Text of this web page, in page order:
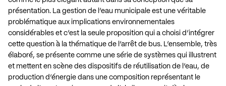
présentation. La gestion de l’eau municipale est une véritable
problématique aux implications environnementales
considérables et c’est la seule proposition qui a choisi d’intégrer
cette question à la thématique de l’arrêt de bus. L’ensemble, très
élaboré, se présente comme une série de systèmes qui illustrent
et mettent en scène des dispositifs de réutilisation de l’eau, de
production d’énergie dans une composition représentant le